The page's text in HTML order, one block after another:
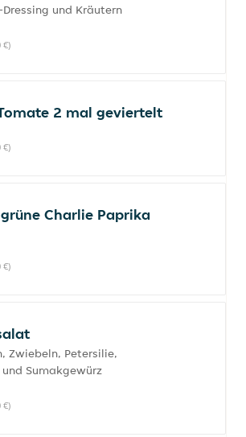
und Kräutern
€)
2 mal geviertelt
€)
Charlie Paprika
€)
Zwiebeln, Petersilie,
Sumakgewürz
€)